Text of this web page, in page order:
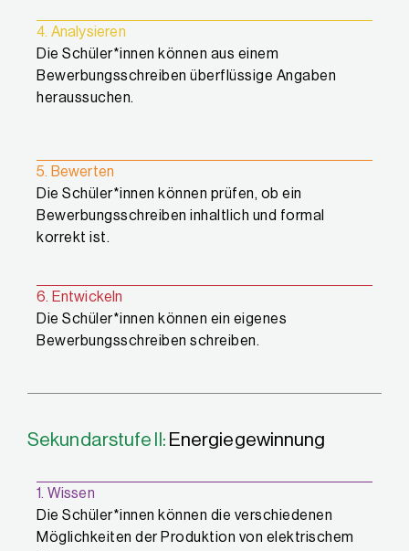
4. Analysieren
Die Schüler*innen können aus einem
Bewerbungsschreiben überflüssige Angaben
heraussuchen.
5. Bewerten
Die Schüler*innen können prüfen, ob ein
Bewerbungsschreiben inhaltlich und formal
korrekt ist.
6. Entwickeln
Die Schüler*innen können ein eigenes
Bewerbungsschreiben schreiben.
Sekundarstufe II: Energiegewinnung
1. Wissen
Die Schüler*innen können die verschiedenen
Möglichkeiten der Produktion von elektrischem